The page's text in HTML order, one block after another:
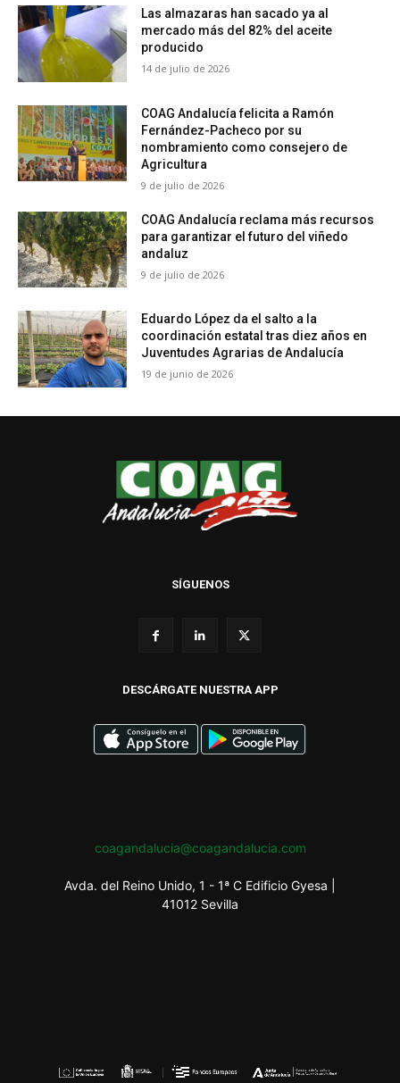
Las almazaras han sacado ya al
mercado más del 82% del aceite
producido
14 de julio de 2026
COAG Andalucía felicita a Ramón
Fernández-Pacheco por su
nombramiento como consejero de
Agricultura
9 de julio de 2026
COAG Andalucía reclama más recursos
para garantizar el futuro del viñedo
andaluz
9 de julio de 2026
Eduardo López da el salto a la
coordinación estatal tras diez años en
Juventudes Agrarias de Andalucía
19 de junio de 2026
SÍGUENOS
DESCÁRGATE NUESTRA APP
coagandalucia@coagandalucia.com
Avda. del Reino Unido, 1 - 1ª C Edificio Gyesa |
41012 Sevilla